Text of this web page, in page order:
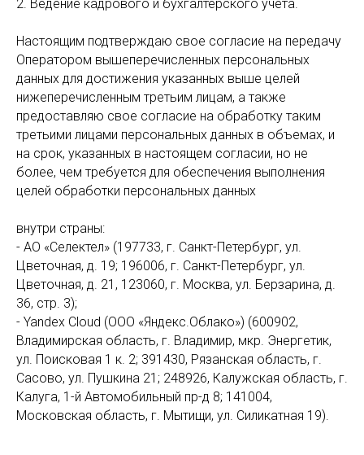
2. Ведение кадрового и бухгалтерского учёта.
Настоящим подтверждаю свое согласие на передачу
Оператором вышеперечисленных персональных
данных для достижения указанных выше целей
нижеперечисленным третьим лицам, а также
предоставляю свое согласие на обработку таким
третьими лицами персональных данных в объемах, и
на срок, указанных в настоящем согласии, но не
более, чем требуется для обеспечения выполнения
целей обработки персональных данных
внутри страны:
- АО «Селектел» (197733, г. Санкт-Петербург, ул.
Цветочная, д. 19; 196006, г. Санкт-Петербург, ул.
Цветочная, д. 21, 123060, г. Москва, ул. Берзарина, д.
36, стр. 3);
- Yandex Cloud (ООО «Яндекс.Облако») (600902,
Владимирская область, г. Владимир, мкр. Энергетик,
ул. Поисковая 1 к. 2; 391430, Рязанская область, г.
Сасово, ул. Пушкина 21; 248926, Калужская область, г.
Калуга, 1-й Автомобильный пр-д 8; 141004,
Московская область, г. Мытищи, ул. Силикатная 19).